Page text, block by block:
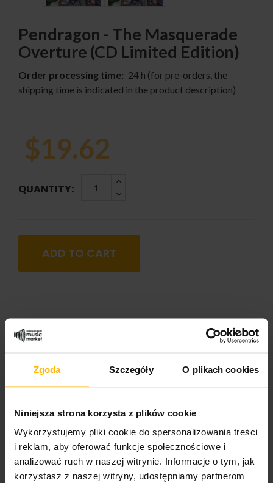
Zgoda Szczegóły O plikach cookies
Niniejsza strona korzysta z plików cookie
Wykorzystujemy pliki cookie do spersonalizowania treści
i reklam, aby oferować funkcje społecznościowe i
analizować ruch w naszej witrynie. Informacje o tym, jak
korzystasz z naszej witryny, udostępniamy partnerom
Pendragon - The Masquerade
Overture (CD Limited Edition)
Order processing time: 24 h (for pre-orders, the
shipping time is indicated in the product description)
$19.62
QUANTITY:
ADD TO CART
PRODUCT DETAILS
Band name
The Masquerade Overture
Media format
CD